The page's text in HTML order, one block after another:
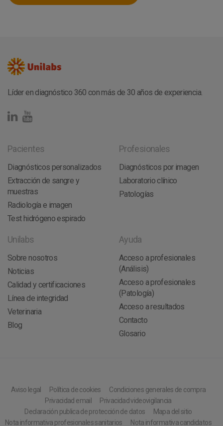
RESONANCIA MAGNÉTICA
ONCOLOGÍA
BIENESTAR
Toledo
Talavera de la Reina
Tordera
Huelva
Líder en diagnóstico 360 con más de 30 años de experiencia.
Pacientes
Diagnósticos personalizados
Extracción de sangre y
muestras
Radiología e imagen
Test hidrógeno espirado
Profesionales
Diagnósticos por imagen
Laboratorio clínico
Patologías
Unilabs
Sobre nosotros
Noticias
Calidad y certificaciones
Línea de integridad
Veterinaria
Blog
Ayuda
Acceso a profesionales
(Análisis)
Acceso a profesionales
(Patología)
Acceso a resultados
Contacto
Glosario
Aviso legal Política de cookies
Condiciones generales de compra
Privacidad email
Privacidad videovigilancia
Declaración publica de protección de datos
Mapa del sitio
Nota informativa profesionales sanitarios
Nota informativa candidatos